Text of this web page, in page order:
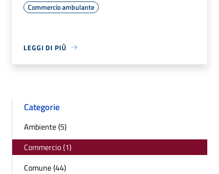
Commercio ambulante
LEGGI DI PIÙ
Categorie
Ambiente (5)
Commercio (1)
Comune (44)